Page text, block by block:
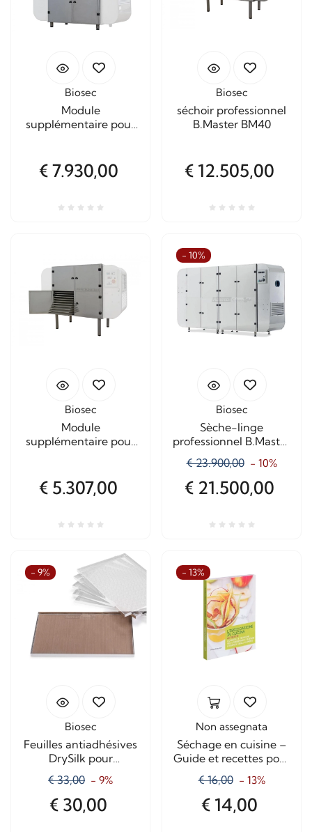
Biosec
Module
supplémentaire pour
€ 7.930,00
Biosec
séchoir professionnel
B.Master BM40
€ 12.505,00
Biosec
Module
supplémentaire pour
€ 5.307,00
- 10%
Biosec
Sèche-linge
professionnel B.Master
€ 23.900,00 - 10%
€ 21.500,00
- 9%
Biosec
Feuilles antiadhésives
DrySilk pour
déshydrateur Biosec (5
ou 6 feuilles)
€ 33,00 - 9%
€ 30,00
- 13%
Non assegnata
Séchage en cuisine –
Guide et recettes pour
sécher les aliments
€ 16,00 - 13%
€ 14,00